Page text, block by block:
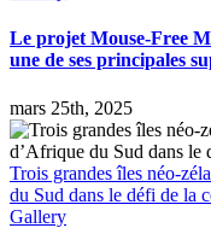
Le projet Mouse-Free
une de ses principales
mars 25th, 2025
Trois grandes îles néo-
du Sud dans le défi de la
Gallery